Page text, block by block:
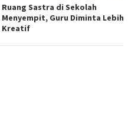
Ruang Sastra di Sekolah
Menyempit, Guru Diminta Lebih
Kreatif